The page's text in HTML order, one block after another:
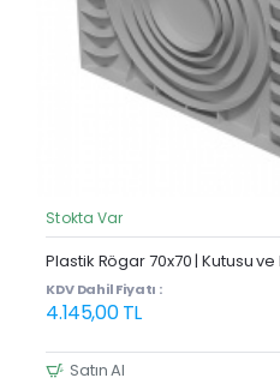
Stokta Var
Plastik Rögar 70x70 | Kutusu ve
KDV Dahil Fiyatı :
4.145,00 TL
Satın Al